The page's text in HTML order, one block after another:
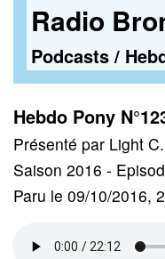
Radio
Podcasts/
Hebdo Pony
Présenté par Light C.
Saison 2016 -
Paru le 09/10/2016,